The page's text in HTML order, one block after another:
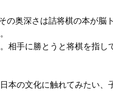
奥深さは詰将棋の本が脳
手に勝とうと将棋を指し
の文化に触れてみたい、